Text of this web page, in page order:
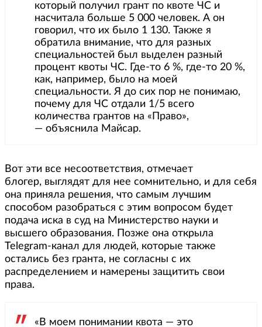
который получил грант по квоте ЧС и
насчитала больше 5 000 человек. А он
говорил, что их было 1 130. Также я
обратила внимание, что для разных
специальностей был выделен разный
процент квоты ЧС. Где-то 6 %, где-то 20 %,
как, например, было на моей
специальности. Я до сих пор не понимаю,
почему для ЧС отдали 1/5 всего
количества грантов на «Право»,
— объяснила Майсар.
Вот эти все несоответствия, отмечает
блогер, выглядят для нее сомнительно, и для себя
она приняла решения, что самым лучшим
способом разобраться с этим вопросом будет
подача иска в суд на Министерство науки и
высшего образования. Позже она открыла
Telegram-канал для людей, которые также
остались без гранта, не согласны с их
распределением и намерены защитить свои
права.
«В моем понимании квота — это